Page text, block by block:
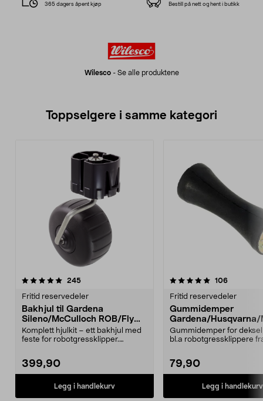
Wilesco- Se alle produktene
365 dagers åpent kjøp Bestill på nett og hent i butikk
Toppselgere i samme kategori
245anmeldelser
Fritid reservedeler
Bakhjul til Gardena
Sileno/McCulloch ROB/Flymo
Easilife
Komplett hjulkit – ett bakhjul med
feste for robotgressklipper.
399,90
Legg i handlekurv
5.0 av 5 stjerner 106
Fritid reservedeler
Gummidemper
Gardena/Husqvarna/
ch/Flymo
Gummidemper for
bl.a robotgressklippere
79,90
Legg i handlekurv
4.5 av 5 stjerner